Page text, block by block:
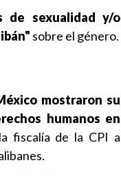
de sexualidad y/o
sobre el género.
mostraron su
humanos en
fiscalía de la CPI a